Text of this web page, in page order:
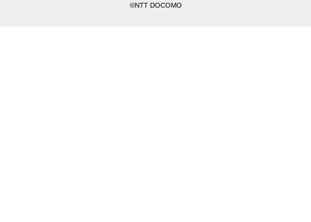
©NTT DOCOMO